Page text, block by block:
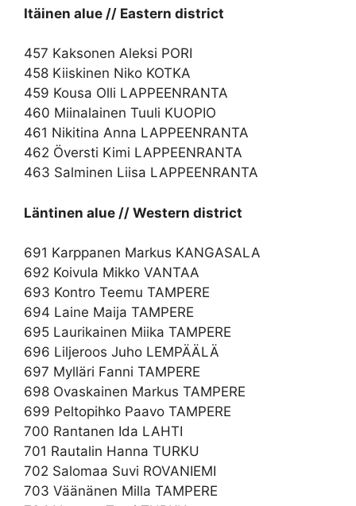
Itäinen alue // Eastern district
457 Kaksonen Aleksi PORI
458 Kiiskinen Niko KOTKA
459 Kousa Olli LAPPEENRANTA
460 Miinalainen Tuuli KUOPIO
461 Nikitina Anna LAPPEENRANTA
462 Översti Kimi LAPPEENRANTA
463 Salminen Liisa LAPPEENRANTA
Läntinen alue // Western district
691 Karppanen Markus KANGASALA
692 Koivula Mikko VANTAA
693 Kontro Teemu TAMPERE
694 Laine Maija TAMPERE
695 Laurikainen Miika TAMPERE
696 Liljeroos Juho LEMPÄÄLÄ
697 Mylläri Fanni TAMPERE
698 Ovaskainen Markus TAMPERE
699 Peltopihko Paavo TAMPERE
700 Rantanen Ida LAHTI
701 Rautalin Hanna TURKU
702 Salomaa Suvi ROVANIEMI
703 Väänänen Milla TAMPERE